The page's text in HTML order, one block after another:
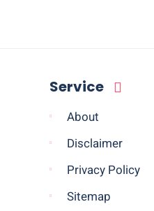
Service
About
Disclaimer
Privacy Policy
Sitemap